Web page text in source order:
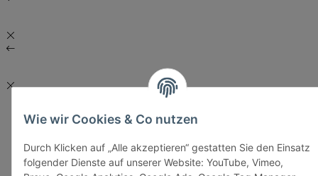
Wie wir Cookies & Co nutzen
Durch Klicken auf „Alle akzeptieren“ gestatten Sie den Einsatz
folgender Dienste auf unserer Website: YouTube, Vimeo,